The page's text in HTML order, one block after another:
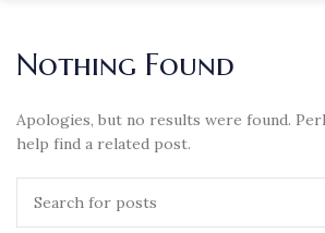
Nothing Found
Apologies, but no results were found.
help find a related post.